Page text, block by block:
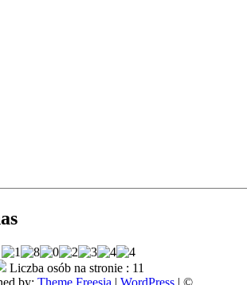
Liczba osób na stronie : 11
by: Theme Freesia | WordPress | ©